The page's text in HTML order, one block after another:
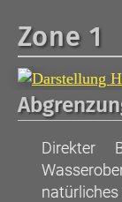
Zone 1
Direkter
natürliches